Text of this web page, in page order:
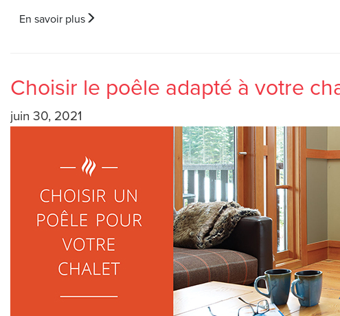
En savoir plus
Choisir le poêle adapté à votre
juin 30, 2021